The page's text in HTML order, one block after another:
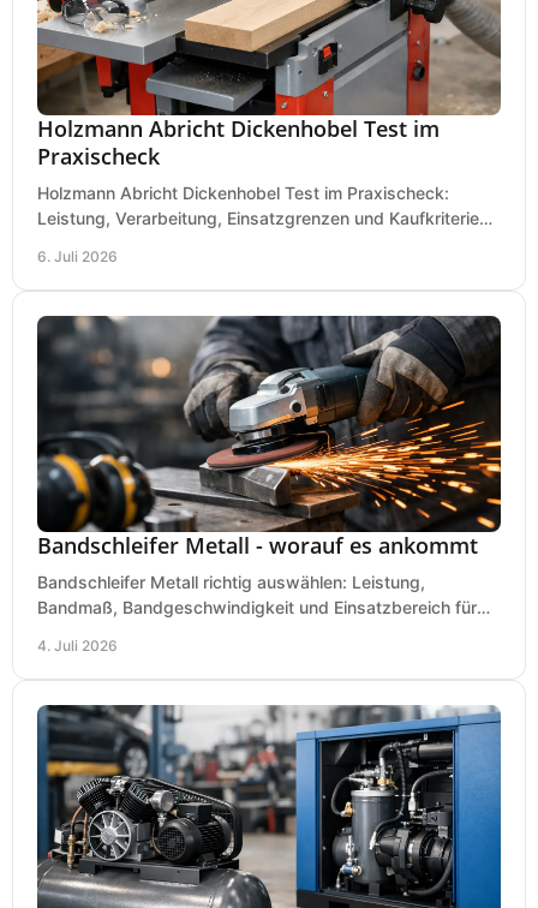
Holzmann Abricht Dickenhobel Test im
Praxischeck
Holzmann Abricht Dickenhobel Test im Praxischeck:
Leistung, Verarbeitung, Einsatzgrenzen und Kaufkriterien
6. Juli 2026
Bandschleifer Metall - worauf es ankommt
Bandschleifer Metall richtig auswählen: Leistung,
Bandmaß, Bandgeschwindigkeit und Einsatzbereich für
4. Juli 2026